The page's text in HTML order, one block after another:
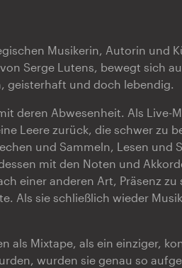
Musikerin, Autorin und
Serge Lutens, bewegt sich
geisterhaft und doch lebendig.
deren Abwesenheit. Als Live-
Leere zurück, die schwer zu
und Sammeln, Lesen und
mit den Noten und
einer anderen Art, Präsenz
Als sie schließlich wieder
als Mixtape, als ein einziger,
wurden sie genau so